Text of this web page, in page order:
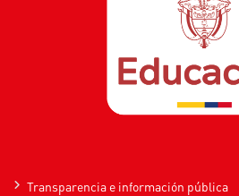
Transparencia e información pública